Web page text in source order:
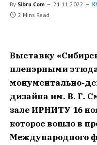
By Sibru.Com 21.11.2022
2 Mins Read
Выставку
пленэрными
монументально-
дизайна им. В. Г.
зале ИРНИТУ 16
которое вошло в
Международного